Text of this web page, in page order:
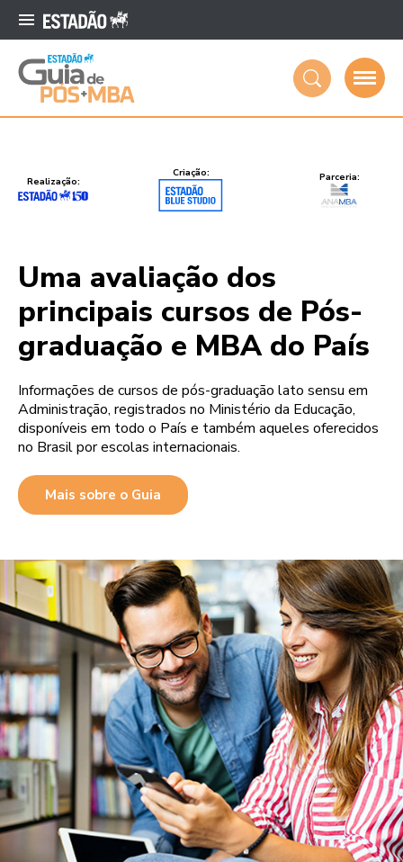
Realização:
Criação: Parceria:
Uma avaliação dos
principais cursos de Pós-
graduação e MBA do País
Informações de cursos de pós-graduação lato sensu em
Administração, registrados no Ministério da Educação,
disponíveis em todo o País e também aqueles oferecidos
no Brasil por escolas internacionais.
Mais sobre o Guia